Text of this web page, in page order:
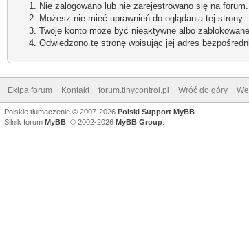
Nie zalogowano lub nie zarejestrowano się na
Możesz nie mieć uprawnień do oglądania tej strony.
Twoje konto może być nieaktywne albo
Odwiedzono tę stronę wpisując jej adres
Ekipa forum Kontakt forum.tinycontrol.pl Wróć do góry
Polskie tłumaczenie © 2007-2026 Polski Support MyBB
Silnik forum MyBB , © 2002-2026 MyBB Group